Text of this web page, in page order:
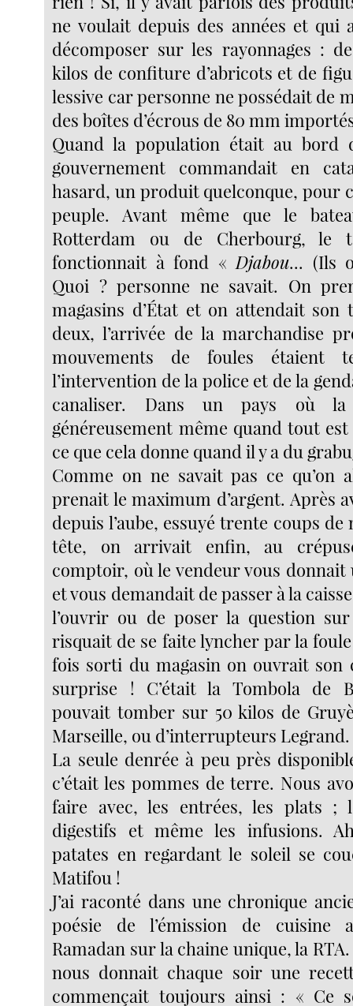
ne voulait depuis des années et qui
décomposer sur les rayonnages :
kilos de confiture d’abricots et de
lessive car personne ne possédait de
des boîtes d’écrous de 80 mm
Quand la population était au bord
gouvernement commandait en
hasard, un produit quelconque, pour
peuple. Avant même que le
Rotterdam ou de Cherbourg, le
fonctionnait à fond «Djabou... (Ils
Quoi ? personne ne savait. On
magasins d’État et on attendait
deux, l’arrivée de la marchandise
mouvements de foules étaient
l’intervention de la police et de la
canaliser. Dans un pays où
généreusement même quand tout
ce que cela donne quand il y a du
Comme on ne savait pas ce qu’on
prenait le maximum d’argent. Après
depuis l’aube, essuyé trente coups
tête, on arrivait enfin, au
comptoir, où le vendeur vous
et vous demandait de passer à la
l’ouvrir ou de poser la question
risquait de se faite lyncher par la
fois sorti du magasin on ouvrait son
surprise ! C’était la Tombola de
pouvait tomber sur 50 kilos de
Marseille, ou d’interrupteurs Legrand.
La seule denrée à peu près
c’était les pommes de terre. Nous
faire avec, les entrées, les plats ;
digestifs et même les infusions.
patates en regardant le soleil se
Matifou !
J’ai raconté dans une chronique
poésie de l’émission de cuisine
Ramadan sur la chaine unique, la
nous donnait chaque soir une
commençait toujours ainsi : « Ce